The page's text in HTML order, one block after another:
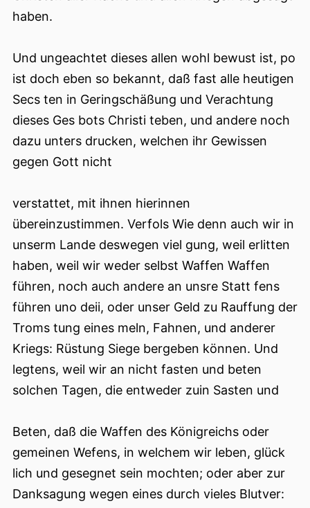
haben.
Und ungeachtet dieses allen wohl bewust ist, po
ist doch eben so bekannt, daß fast alle heutigen
Secs ten in Geringschäßung und Verachtung
dieses Ges bots Christi teben, und andere noch
dazu unters drucken, welchen ihr Gewissen
gegen Gott nicht
verstattet, mit ihnen hierinnen
übereinzustimmen. Verfols Wie denn auch wir in
unserm Lande deswegen viel gung, weil erlitten
haben, weil wir weder selbst Waffen Waffen
führen, noch auch andere an unsre Statt fens
führen uno deii, oder unser Geld zu Rauffung der
Troms tung eines meln, Fahnen, und anderer
Kriegs: Rüstung Siege bergeben können. Und
legtens, weil wir an nicht fasten und beten
solchen Tagen, die entweder zuin Sasten und
Beten, daß die Waffen des Königreichs oder
gemeinen Wefens, in welchem wir leben, glück
lich und gesegnet sein mochten; oder aber zur
Danksagung wegen eines durch vieles Blutver: